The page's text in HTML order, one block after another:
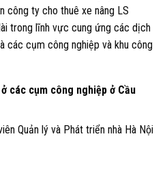
công ty cho thuê xe nâng LS
trong lĩnh vực cung ứng các dịch
các cụm công nghiệp và khu công
các cụm công nghiệp ở Cầu
Quản lý và Phát triển nhà Hà Nội